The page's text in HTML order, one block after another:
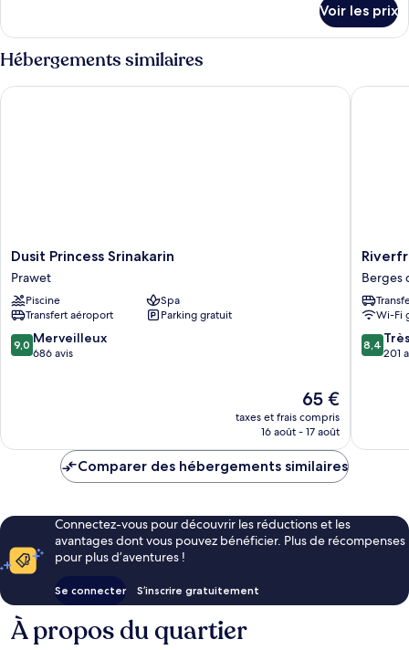
le
type
de
Chambre
Voir les prix
Hébergements similaires
Dusit
Princess
Srinakarin
Prawet
Dusit Princess Srinakarin
Prawet
Piscine
Spa
Transfert aéroport
Parking gratuit
9.0
sur
9,0 Merveilleux
686 avis
Le
nouveau
prix
de
65 €
taxes et frais compris
16 août - 17 août
Dusit Princess Srinakarin
Berges
de
Berges
Wi-Fi
8.4
sur
8,4
201
Comparer des hébergements similaires
Connectez-vous pour découvrir les réductions et les
avantages dont vous pouvez bénéficier. Plus de récompenses
pour plus d’aventures !
Se connecter S’inscrire gratuitement
À propos du quartier